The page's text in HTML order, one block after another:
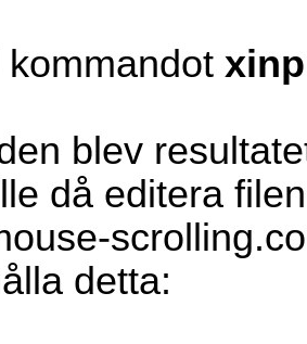
kommandot
blev
då editera
detta: